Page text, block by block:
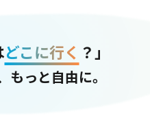
どこに行く ？」
もっと自由に。